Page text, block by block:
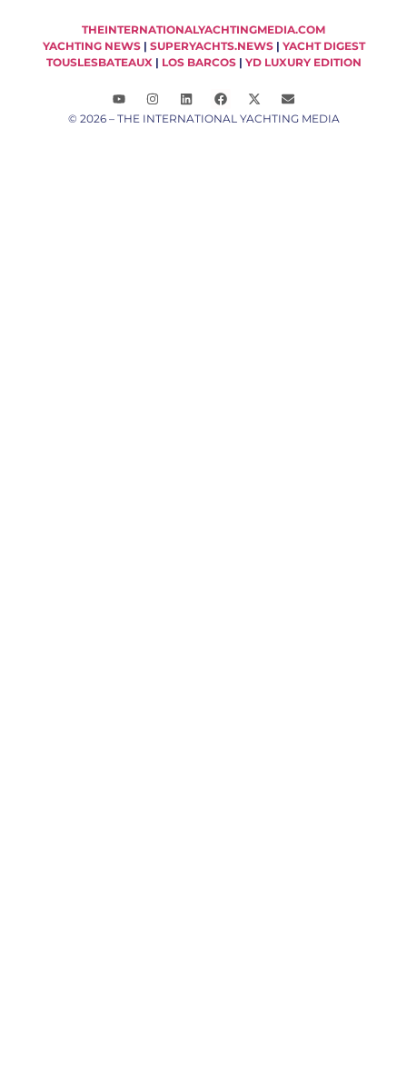
THEINTERNATIONALYACHTINGMEDIA.COM
YACHTING NEWS| SUPERYACHTS.NEWS| YACHT DIGEST
TOUSLESBATEAUX| LOS BARCOS| YD LUXURY EDITION
© 2026 – THE INTERNATIONAL YACHTING MEDIA